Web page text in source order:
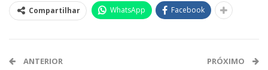
Compartilhar WhatsApp Facebook
ANTERIOR PRÓXIMO